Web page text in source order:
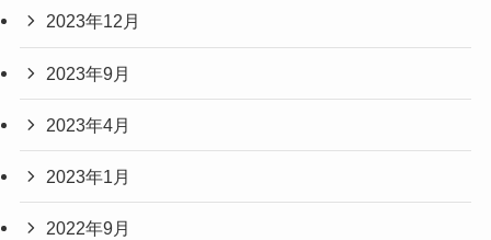
2023年12月
2023年9月
2023年4月
2023年1月
2022年9月